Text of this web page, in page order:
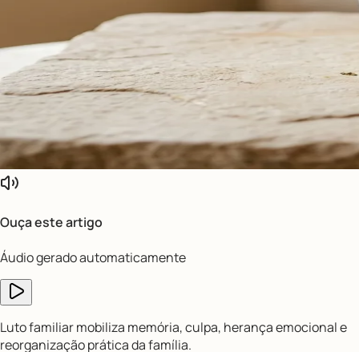
Ouça este artigo
Áudio gerado automaticamente
Luto familiar mobiliza memória, culpa, herança emocional e
reorganização prática da família.